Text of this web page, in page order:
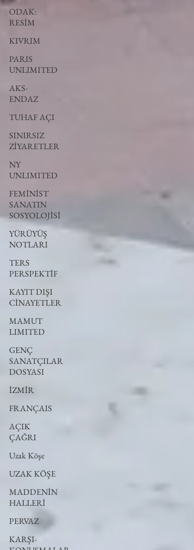
ODAK:
RESİM
KIVRIM
PARIS
UNLIMITED
AKS-
ENDAZ
TUHAF AÇI
SINIRSIZ
ZİYARETLER
NY
UNLIMITED
FEMİNİST
SANATIN
SOSYOLOJİSİ
YÜRÜYÜŞ
NOTLARI
TERS
PERSPEKTİF
KAYIT DIŞI
CİNAYETLER
MAMUT
LIMITED
GENÇ
SANATÇILAR
DOSYASI
İZMİR
FRANÇAIS
AÇIK
ÇAĞRI
Uzak Köşe
UZAK KÖŞE
MADDENİN
HALLERİ
PERVAZ
KARŞI-